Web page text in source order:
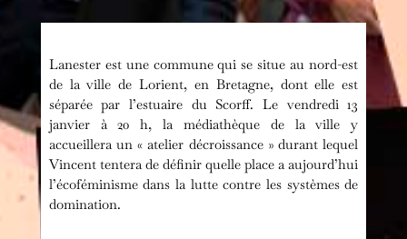
Lanester est une commune qui se situe au nord-est
de la ville de Lorient, en Bretagne, dont elle est
séparée par l’estuaire du Scorff. Le vendredi 13
janvier à 20 h, la médiathèque de la ville y
accueillera un « atelier décroissance » durant lequel
Vincent tentera de définir quelle place a aujourd’hui
l’écoféminisme dans la lutte contre les systèmes de
domination.